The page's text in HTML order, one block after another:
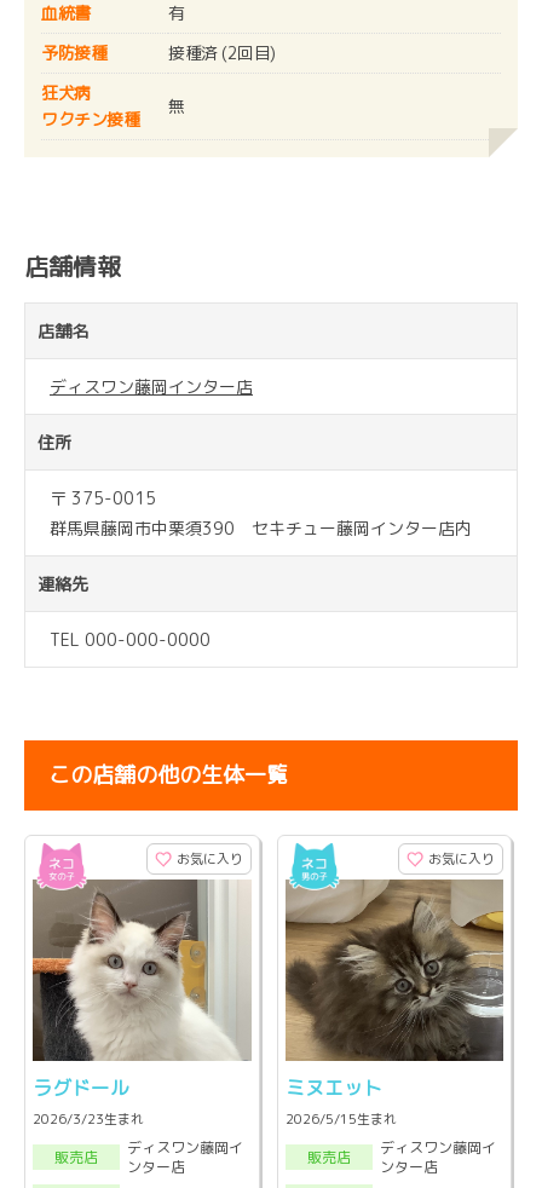
血統書
有
予防接種
接種済 (2回目)
狂犬病
ワクチン接種
無
店舗情報
店舗名
ディスワン藤岡インター店
住所
〒 375-0015
群馬県藤岡市中栗須390 セキチュー藤岡インター店内
連絡先
TEL 000-000-0000
この店舗の他の生体一覧
お気に入り
ラグドール
2026/3/23生まれ
販売店
ディスワン藤岡イ
ンター店
お気に入り
ミヌエット
2026/5/15生まれ
販売店
ディスワン藤岡イ
ンター店